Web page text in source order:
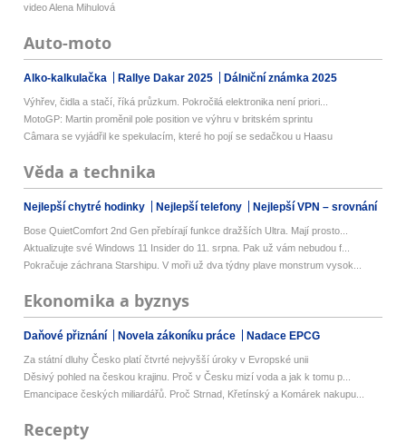
video Alena Mihulová
Auto-moto
Alko-kalkulačka Rallye Dakar 2025 Dálniční známka 2025
Výhřev, čidla a stačí, říká průzkum. Pokročilá elektronika není priori...
MotoGP: Martin proměnil pole position ve výhru v britském sprintu
Câmara se vyjádřil ke spekulacím, které ho pojí se sedačkou u Haasu
Věda a technika
Nejlepší chytré hodinky Nejlepší telefony Nejlepší VPN – srovnání
Bose QuietComfort 2nd Gen přebírají funkce dražších Ultra. Mají prosto...
Aktualizujte své Windows 11 Insider do 11. srpna. Pak už vám nebudou f...
Pokračuje záchrana Starshipu. V moři už dva týdny plave monstrum vysok...
Ekonomika a byznys
Daňové přiznání Novela zákoníku práce Nadace EPCG
Za státní dluhy Česko platí čtvrté nejvyšší úroky v Evropské unii
Děsivý pohled na českou krajinu. Proč v Česku mizí voda a jak k tomu p...
Emancipace českých miliardářů. Proč Strnad, Křetínský a Komárek nakupu...
Recepty